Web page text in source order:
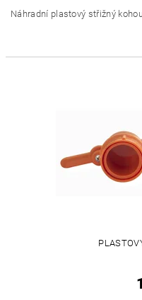
Náhradní plastový střižný